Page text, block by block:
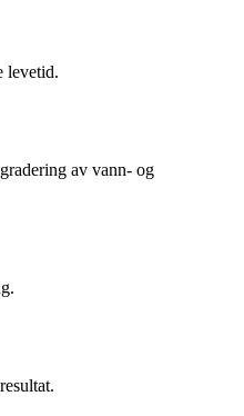
levetid.
av vann- og